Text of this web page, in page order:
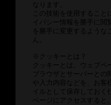
なります。
この技術を使用するこ
イバシー情報を勝手に閲
を勝手に変更するような
ん。
※クッキーとは？
クッキーとは、ウェブペ
ブラウザとサーバーとの
や入力内容などを、お客
イルとして保存しておく
ページにアクセスすると